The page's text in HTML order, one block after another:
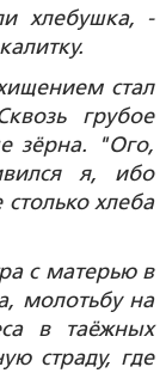
хлебушка, -
стал
грубое
зёрна. "Ого,
я, ибо
хлеба
с матерью в
молотьбу на
в таёжных
страду, где